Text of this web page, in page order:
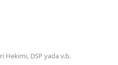
Hekimi, DSP yada v.b.